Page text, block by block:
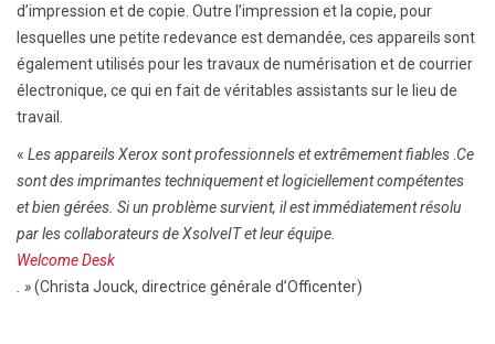
d’impression et de copie. Outre l’impression et la copie, pour
lesquelles une petite redevance est demandée, ces appareils sont
également utilisés pour les travaux de numérisation et de courrier
électronique, ce qui en fait de véritables assistants sur le lieu de
travail.
« Les appareils Xerox sont professionnels et extrêmement fiables Ce
sont des imprimantes techniquement et logiciellement compétentes
et bien gérées. Si un problème survient, il est immédiatement résolu
par les collaborateurs de XsolveIT et leur équipe.
Welcome Desk
. »(Christa Jouck, directrice générale d’Officenter)